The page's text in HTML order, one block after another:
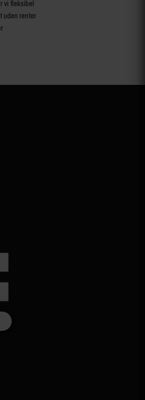
vi fleksibel
uden renter